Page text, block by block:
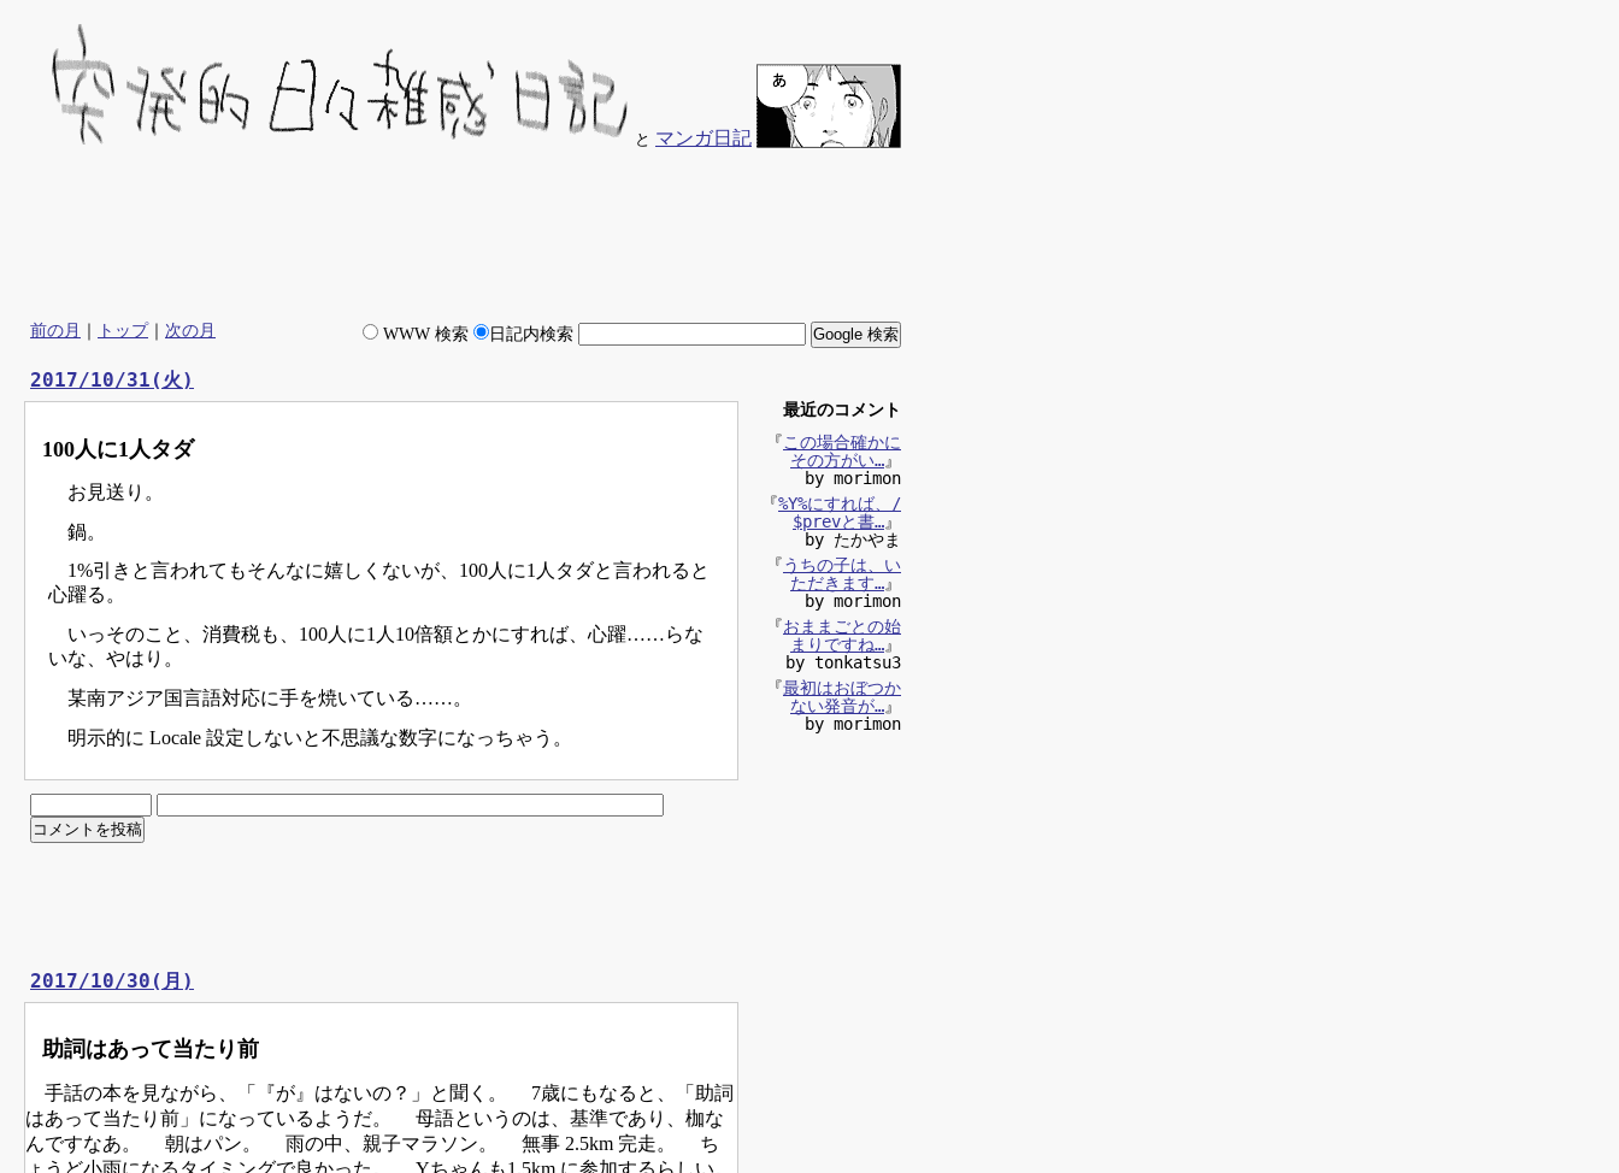
と マンガ日記
WWW 検索 日記内検索
前の月 トップ 次の月
2017/10/31(火)
100人に1人タダ
お見送り。
鍋。
1%引きと言われてもそんなに嬉しくないが、100人に1人タダと言われると
心躍る。
いっそのこと、消費税も、100人に1人10倍額とかにすれば、心躍……らな
いな、やはり。
某南アジア国言語対応に手を焼いている……。
明示的に Locale 設定しないと不思議な数字になっちゃう。
2017/10/30(月)
助詞はあって当たり前
手話の本を見ながら、「『が』はないの？」と聞く。 7歳にもなると、「助詞
はあって当たり前」になっているようだ。 母語というのは、基準であり、枷な
んですなあ。 朝はパン。 雨の中、親子マラソン。 無事 2.5km 完走。 ち
ょうど小雨になるタイミングで良かった。 Yちゃんも1.5km に参加するらしい。
最近のコメント
『この場合確かに
その方がい…』
by morimon
『%Y%にすれば、/
$prevと書…』
by たかやま
『うちの子は、い
ただきます…』
by morimon
『おままごとの始
まりですね…』
by tonkatsu3
『最初はおぼつか
ない発音が…』
by morimon